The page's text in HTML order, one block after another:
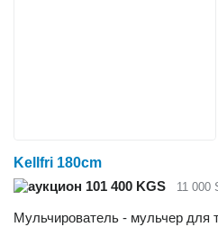
Kellfri 180cm
101 400 KGS
11 000
Мульчирователь - мульчер для